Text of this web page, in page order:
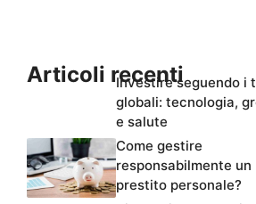
Articoli recentiInvestire seguendo i
globali: tecnologia,
e salute
Come gestire
responsabilmente un
prestito personale?